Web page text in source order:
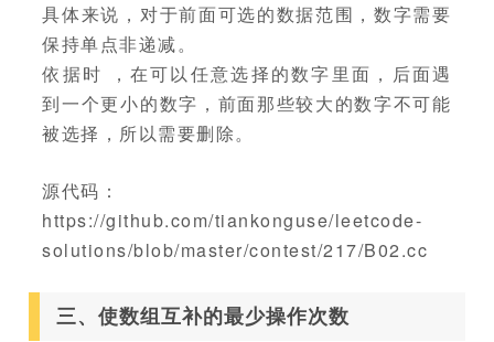
具体来说，对于前面可选的数据范围，数字需要
保持单点非递减。
依据时 ，在可以任意选择的数字里面，后面遇
到一个更小的数字，前面那些较大的数字不可能
被选择，所以需要删除。
源代码：
https://github.com/tiankonguse/leetcode-
solutions/blob/master/contest/217/B02.cc
三、使数组互补的最少操作次数